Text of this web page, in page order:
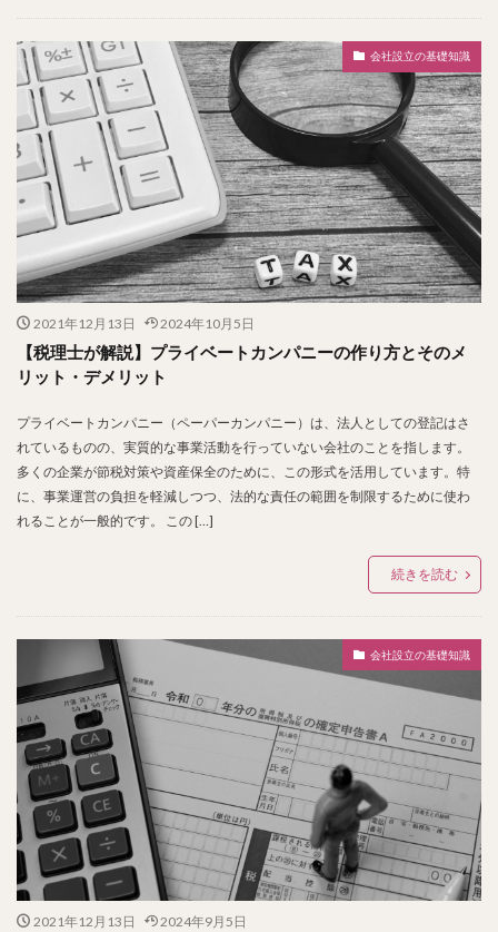
会社設立の基礎知識
2021年12月13日 2024年10月5日
【税理士が解説】プライベートカンパニーの作り方とそのメ
リット・デメリット
プライベートカンパニー（ペーパーカンパニー）は、法人としての登記はさ
れているものの、実質的な事業活動を行っていない会社のことを指します。
多くの企業が節税対策や資産保全のために、この形式を活用しています。特
に、事業運営の負担を軽減しつつ、法的な責任の範囲を制限するために使わ
れることが一般的です。 この […]
続きを読む
会社設立の基礎知識
2021年12月13日 2024年9月5日